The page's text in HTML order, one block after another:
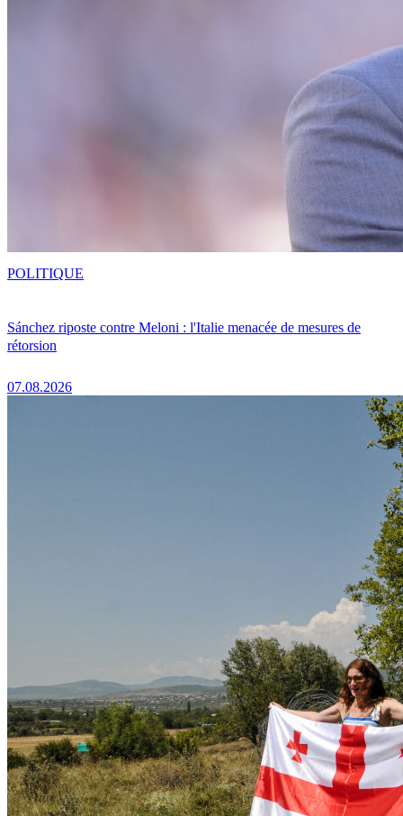
Sánchez riposte contre Meloni : l'Italie menacée de mesures de
rétorsion
07.08.2026
POLITIQUE